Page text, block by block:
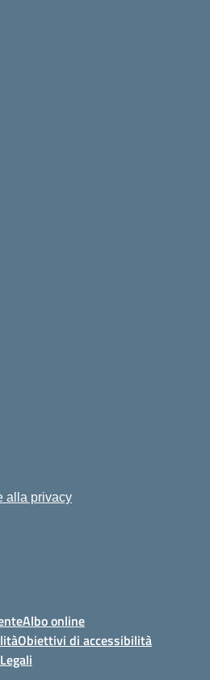
alla privacy
Albo online
Obiettivi di accessibilità